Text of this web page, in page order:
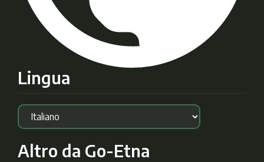
Lingua
Altro da Go-Etna